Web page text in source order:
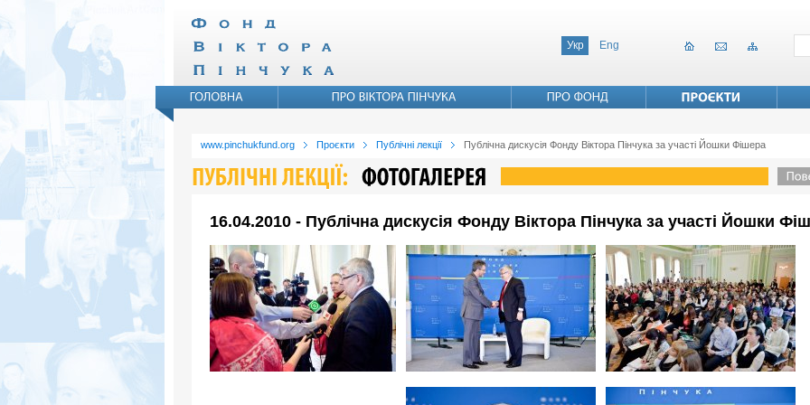
Укр Eng
www.pinchukfund.org Проєкти Публічні лекції Публічна дискусія Фонду Віктора Пінчука за участі Йошки Фішера
16.04.2010 - Публічна дискусія Фонду Віктора Пінчука за участі Йошки